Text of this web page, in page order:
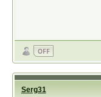
Serg31